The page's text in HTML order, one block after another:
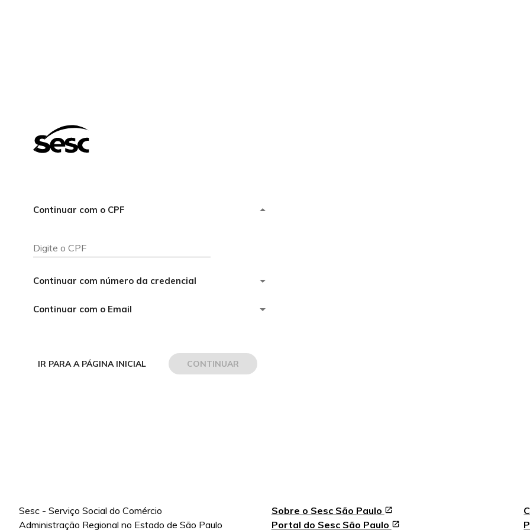
Continuar com o CPF
Digite o CPF
Continuar com número da credencial
Continuar com o Email
IR PARA A PÁGINA INICIAL CONTINUAR
Sesc - Serviço Social do Comércio
Administração Regional no Estado de São Paulo
Sobre o Sesc São Paulo
Portal do Sesc São Paulo